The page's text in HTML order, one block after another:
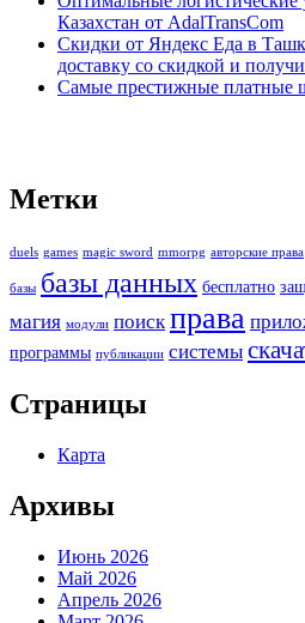
Казахстан от AdalTransCom
Скидки от Яндекс Еда в
доставку со скидкой и
Самые престижные платные
Метки
duels games magic sword mmorpg авторские права
базы базы данных бесплатно
магия модули поиск права
программы публикации системы
Страницы
Карта
Архивы
Июнь 2026
Май 2026
Апрель 2026